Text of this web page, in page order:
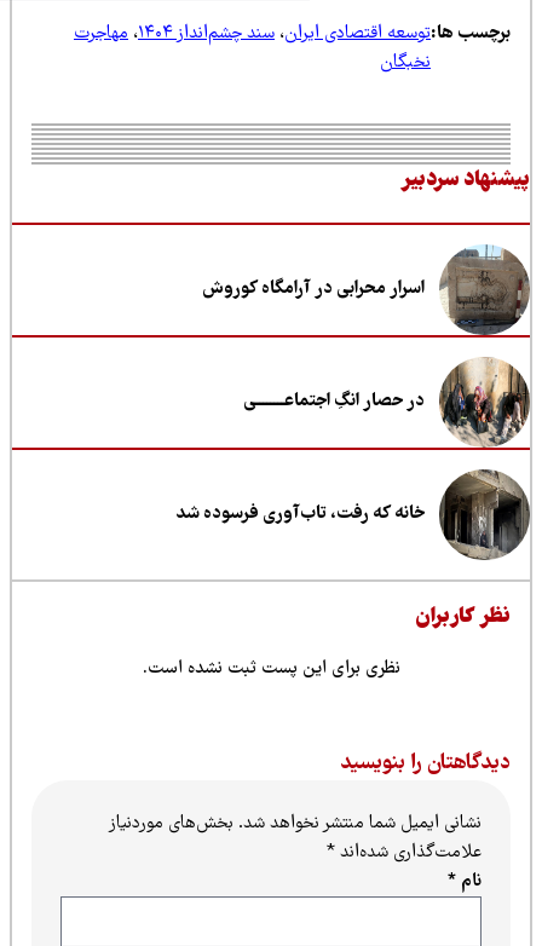
ها:توسعه اقتصادی ایران،سند چشم‌انداز ۱۴۰۴ ،مهاجرت
نخبگان
سردبیر
اسرار محرابی در آرامگاه کوروش
در حصار انگِ اجتماعــــــــی
خانه که رفت، تاب‌آوری فرسوده شد
کاربران
نظری برای این پست ثبت نشده است.
را بنویسید
نشانی ایمیل شما منتشر نخواهد شد.بخش‌های موردنیاز
علامت‌گذاری شده‌اند*